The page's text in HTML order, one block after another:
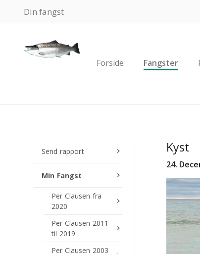
Din fangst
Forside Fangster
Send rapport keyboard_arrow_right
Min Fangst keyboard_arrow_right
Per Clausen fra
2020
keyboard_arrow_right
Per Clausen 2011
til 2019
keyboard_arrow_right
Per Clausen 2003
Kyst
24.